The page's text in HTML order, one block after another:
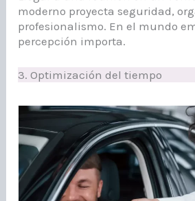
moderno proyecta seguridad,
profesionalismo. En el mundo
percepción importa.
3. Optimización del tiempo